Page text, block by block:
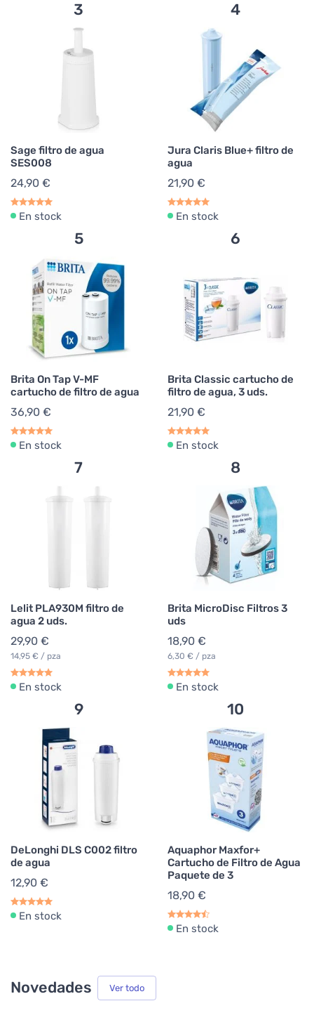
3
Sage filtro de agua
SES008
24,90 €
En stock
4
Jura Claris Blue+ filtro de
agua
21,90 €
En stock
5
Brita On Tap V-MF
cartucho de filtro de agua
36,90 €
En stock
6
Brita Classic cartucho de
filtro de agua, 3 uds.
21,90 €
En stock
7
Lelit PLA930M filtro de
agua 2 uds.
29,90 €
14,95 € / pza
En stock
8
Brita MicroDisc Filtros 3
uds
18,90 €
6,30 € / pza
En stock
9
DeLonghi DLS C002 filtro
de agua
12,90 €
En stock
10
Aquaphor Maxfor+
Cartucho de Filtro de Agua
Paquete de 3
18,90 €
En stock
Novedades Ver todo